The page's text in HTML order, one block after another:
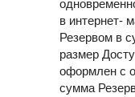
в интернет-
Резервом в
размер
оформлен с
сумма